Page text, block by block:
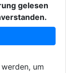
gelesen
um